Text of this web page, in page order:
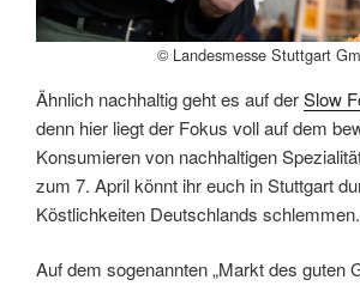
© Landesmesse Stuttgart
Ähnlich nachhaltig geht es auf derSlow
denn hier liegt der Fokus voll auf dem
Konsumieren von nachhaltigen
zum 7. April könnt ihr euch in Stuttgart
Köstlichkeiten Deutschlands schlemmen.
Auf dem sogenannten „Markt des guten